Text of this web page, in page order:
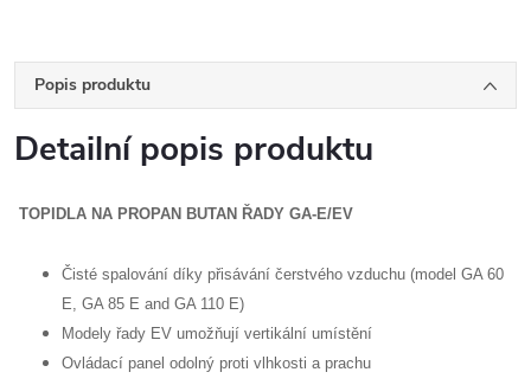
Popis produktu
Detailní popis produktu
TOPIDLA NA PROPAN BUTAN ŘADY GA-E/EV
Čisté spalování díky přisávání čerstvého vzduchu (model GA 60
E, GA 85 E and GA 110 E)
Modely řady EV umožňují vertikální umístění
Ovládací panel odolný proti vlhkosti a prachu